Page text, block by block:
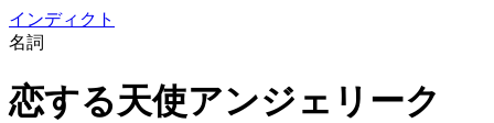
インディクト
名詞
恋する天使アンジェリーク